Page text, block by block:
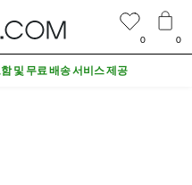
0 0
및 무료 배송 서비스 제공